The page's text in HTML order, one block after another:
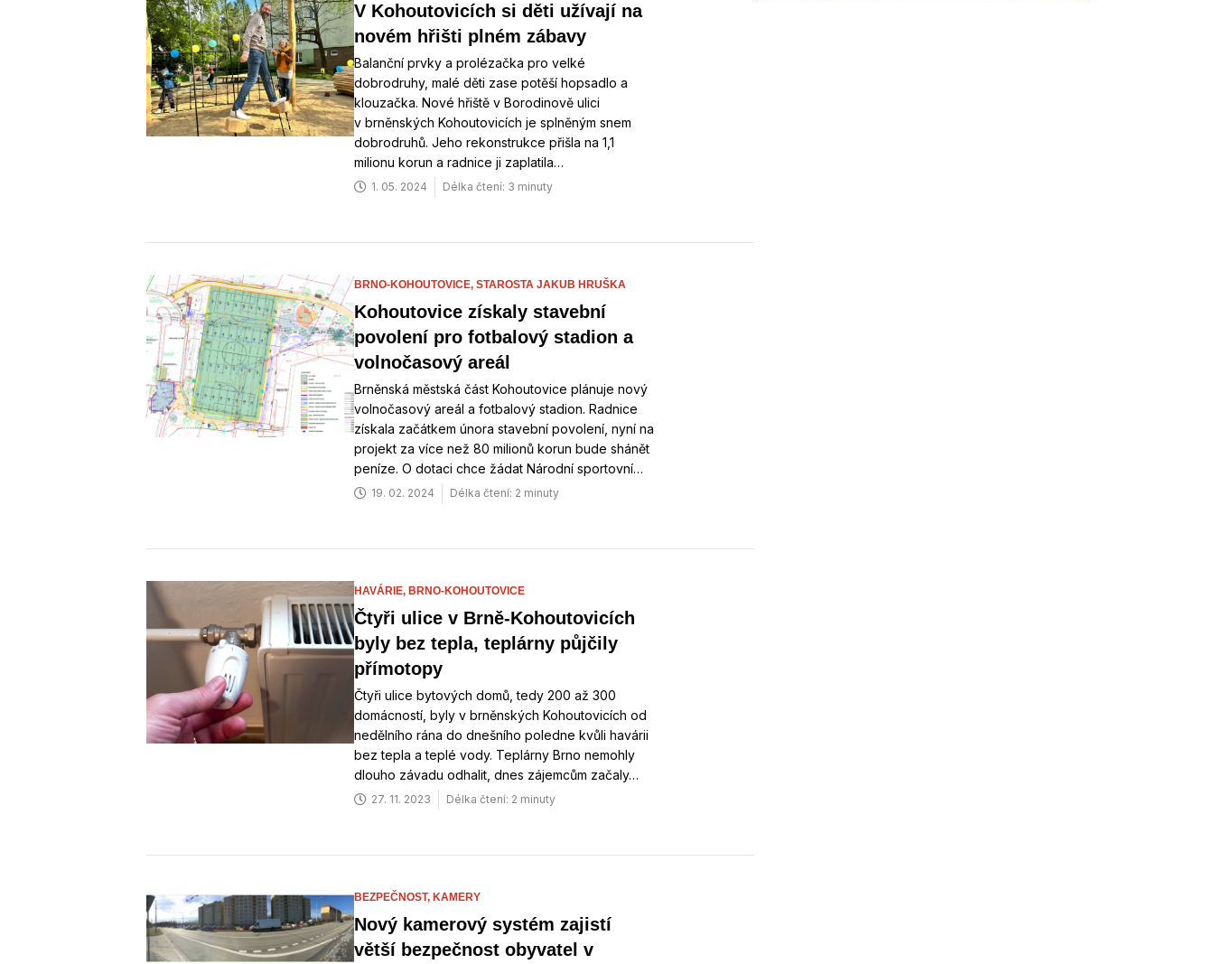
V Kohoutovicích si děti užívají na
novém hřišti plném zábavy
Balanční prvky a prolézačka pro velké
dobrodruhy, malé děti zase potěší hopsadlo a
klouzačka. Nové hřiště v Borodinově ulici
v brněnských Kohoutovicích je splněným snem
dobrodruhů. Jeho rekonstrukce přišla na 1,1
milionu korun a radnice ji zaplatila…
1. 05. 2024 Délka čtení: 3 minuty
BRNO-KOHOUTOVICE, STAROSTA JAKUB HRUŠKA
Kohoutovice získaly stavební
povolení pro fotbalový stadion a
volnočasový areál
Brněnská městská část Kohoutovice plánuje nový
volnočasový areál a fotbalový stadion. Radnice
získala začátkem února stavební povolení, nyní na
projekt za více než 80 milionů korun bude shánět
peníze. O dotaci chce žádat Národní sportovní…
19. 02. 2024 Délka čtení: 2 minuty
HAVÁRIE, BRNO-KOHOUTOVICE
Čtyři ulice v Brně-Kohoutovicích
byly bez tepla, teplárny půjčily
přímotopy
Čtyři ulice bytových domů, tedy 200 až 300
domácností, byly v brněnských Kohoutovicích od
nedělního rána do dnešního poledne kvůli havárii
bez tepla a teplé vody. Teplárny Brno nemohly
dlouho závadu odhalit, dnes zájemcům začaly…
27. 11. 2023 Délka čtení: 2 minuty
BEZPEČNOST, KAMERY
Nový kamerový systém zajistí
větší bezpečnost obyvatel v